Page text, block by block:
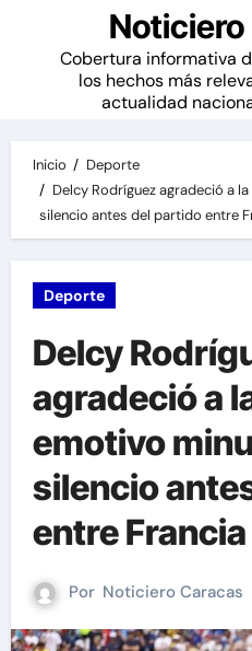
Cobertura informativa
los hechos más
actualidad
Inicio
Deporte
Delcy Rodríguez agradeció a
silencio antes del partido entre
Deporte
Delcy
agradeció a
emotivo
silencio
entre
Por Noticiero Caracas